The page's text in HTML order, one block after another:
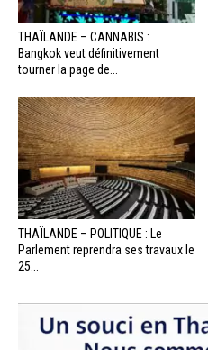
THAÏLANDE – CANNABIS :
Bangkok veut définitivement
tourner la page de...
THAÏLANDE – POLITIQUE : Le
Parlement reprendra ses travaux le
25...